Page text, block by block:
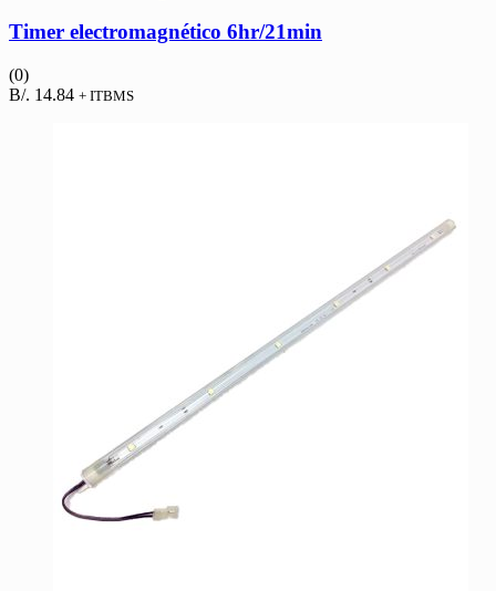
Timer electromagnético 6hr/21min
(0)
B/. 14.84 + ITBMS